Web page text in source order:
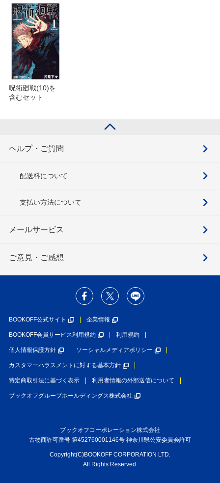
呪術廻戦(10)を
含むセット
ヘルプ・ご質問
配送料について
支払い方法について
メールサービス
ご意見・ご感想
BOOKOFF公式サイト 企業情報
BOOKOFF会員サービス利用規約 利用規約
個人情報保護方針 ソーシャルメディアポリシー
カスタマーハラスメントに対する基本方針
特定商取引法に基づく表示 利用者情報の外部送信について
ブックオフグループホールディングス株式会社
ブックオフコーポレーション株式会社
古物商許可番号 第452760001146号 神奈川県公安委員会許可
Copyright(C)BOOKOFF CORPORATION LTD.
All Rights Reserved.